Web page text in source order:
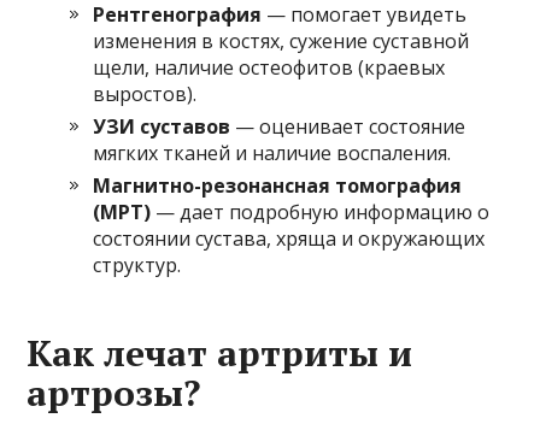
Рентгенография — помогает увидеть
изменения в костях, сужение суставной
щели, наличие остеофитов (краевых
выростов).
УЗИ суставов — оценивает состояние
мягких тканей и наличие воспаления.
Магнитно-резонансная томография
(МРТ) — дает подробную информацию о
состоянии сустава, хряща и окружающих
структур.
Как лечат артриты и
артрозы?